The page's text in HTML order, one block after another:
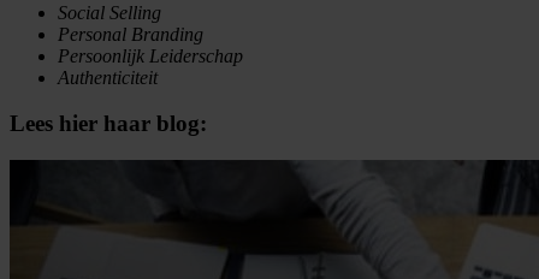
Social Selling
Personal Branding
Persoonlijk Leiderschap
Authenticiteit
Lees hier haar blog: